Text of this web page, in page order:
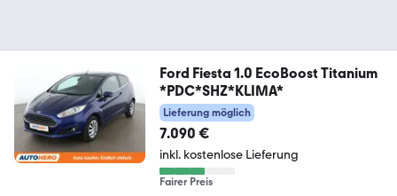
Ford Fiesta 1.0 EcoBoost Titanium
*PDC*SHZ*KLIMA*
Lieferung möglich
7.090 €
inkl. kostenlose Lieferung
Fairer Preis